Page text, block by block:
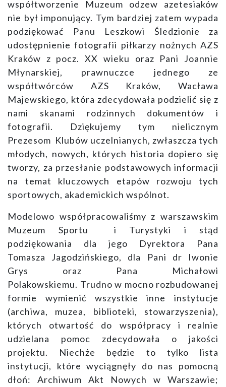
współtworzenie Muzeum odzew azetesiaków
nie był imponujący. Tym bardziej zatem wypada
podziękować Panu Leszkowi Śledzionie za
udostępnienie fotografii piłkarzy nożnych AZS
Kraków z pocz. XX wieku oraz Pani Joannie
Młynarskiej, prawnuczce jednego ze
współtwórców AZS Kraków, Wacława
Majewskiego, która zdecydowała podzielić się z
nami skanami rodzinnych dokumentów i
fotografii. Dziękujemy tym nielicznym
Prezesom Klubów uczelnianych, zwłaszcza tych
młodych, nowych, których historia dopiero się
tworzy, za przesłanie podstawowych informacji
na temat kluczowych etapów rozwoju tych
sportowych, akademickich wspólnot.
Modelowo współpracowaliśmy z warszawskim
Muzeum Sportu i Turystyki i stąd
podziękowania dla jego Dyrektora Pana
Tomasza Jagodzińskiego, dla Pani dr Iwonie
Grys oraz Pana Michałowi
Polakowskiemu. Trudno w mocno rozbudowanej
formie wymienić wszystkie inne instytucje
(archiwa, muzea, biblioteki, stowarzyszenia),
których otwartość do współpracy i realnie
udzielana pomoc zdecydowała o jakości
projektu. Niechże będzie to tylko lista
instytucji, które wyciągnęły do nas pomocną
dłoń: Archiwum Akt Nowych w Warszawie;